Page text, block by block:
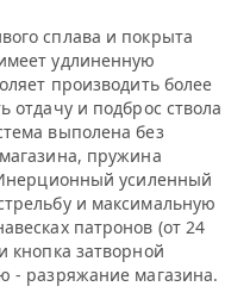
сплава и покрыта
удлиненную
производить более
отдачу и подброс ствола
выполена без
пружина
усиленный
и максимальную
патронов (от 24
кнопка затворной
- разряжание магазина.